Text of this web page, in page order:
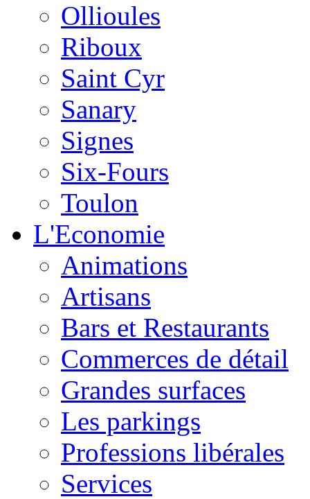
Ollioules
Riboux
Saint Cyr
Sanary
Signes
Six-Fours
Toulon
L'Economie
Animations
Artisans
Bars et Restaurants
Commerces de détail
Grandes surfaces
Les parkings
Professions libérales
Services